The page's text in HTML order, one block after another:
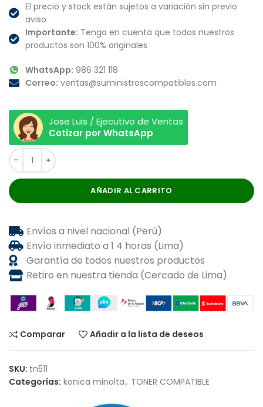
El precio y stock están sujetos a variación sin previo
aviso
Importante: Tenga en cuenta que todos nuestros
productos son 100% originales
WhatsApp: 986 321 118
Correo: ventas@suministroscompatibles.com
Jose Luis / Ejecutivo de Ventas
Cotizar por WhatsApp
AÑADIR AL CARRITO
Envíos a nivel nacional (Perú)
Envío inmediato a 1 4 horas (Lima)
Garantía de todos nuestros productos
Retiro en nuestra tienda (Cercado de Lima)
Comparar Añadir a la lista de deseos
SKU: tn511
Categorías: konica minolta, TONER COMPATIBLE